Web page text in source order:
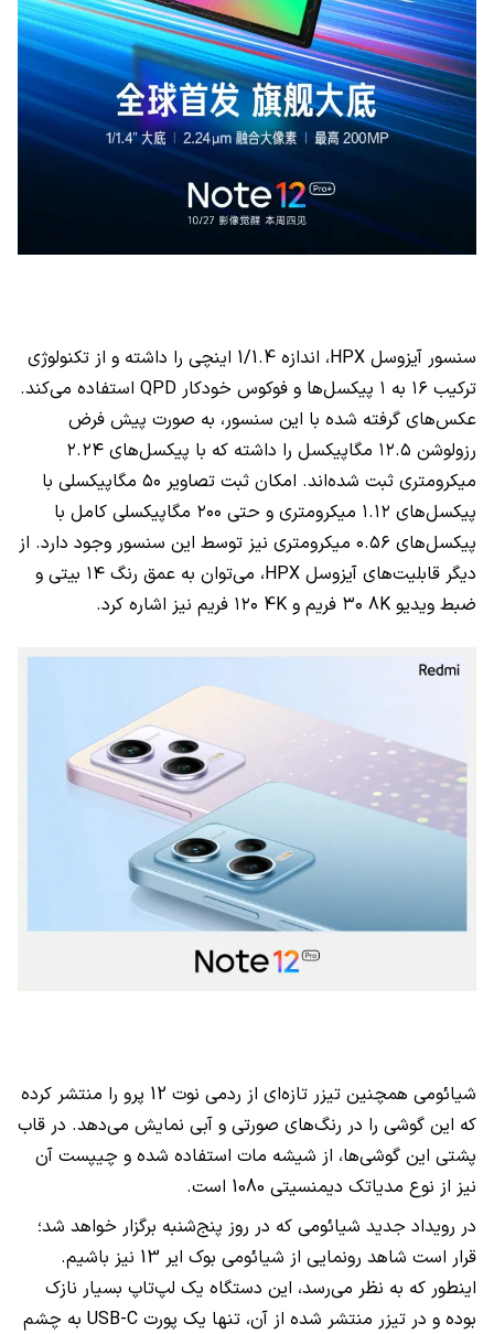
سنسور آیزوسل HPX، اندازه 1/1.4 اینچی را داشته و از تکنولوژی
ترکیب ۱۶ به ۱ پیکسل‌ها و فوکوس خودکار
QPD استفاده می‌کند.
عکس‌های گرفته شده با این سنسور، به صورت پیش فرض
رزولوشن ۱۲.۵ مگاپیکسل را داشته که با پیکسل‌های ۲.۲۴
میکرومتری ثبت شده‌اند. امکان ثبت تصاویر ۵۰ مگاپیکسلی با
پیکسل‌های ۱.۱۲ میکرومتری و حتی ۲۰۰ مگاپیکسلی کامل با
پیکسل‌های ۰.۵۶ میکرومتری نیز توسط این سنسور وجود دارد. از
دیگر قابلیت‌های آیزوسل HPX
، می‌توان به عمق رنگ ۱۴ بیتی و
ضبط ویدیو 8K
4K
شیائومی همچنین تیزر تازه‌ای از ردمی نوت 12 پرو را منتشر کرده
که این گوشی را در رنگ‌های صورتی و آبی نمایش می‌دهد. در قاب
پشتی این گوشی‌ها، از شیشه مات استفاده شده و چیپست آن
نیز از نوع مدیاتک دیمنسیتی 1080 است.
در رویداد جدید شیائومی که در روز پنج‌شنبه برگزار خواهد شد؛
قرار است شاهد رونمایی از شیائومی بوک ایر 13 نیز باشیم.
اینطور که به نظر می‌رسد، این دستگاه یک لپ‌تاپ بسیار نازک
بوده و در تیزر منتشر شده از آن، تنها یک پورت USB-C به چشم